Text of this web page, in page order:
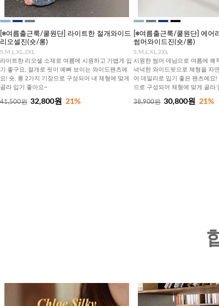
[❄️여름출근룩/쿨원단] 라이트한 절개와이드
리오셀진(숏/롱)
S,M,L,XL,2XL
라이트한 리오셀 소재로 여름에 시원하고 가볍게 입
기 좋구요, 절개로 핏이 예뻐 보이는 와이드팬츠에
요! 숏, 롱 2가지 기장으로 구성되어 내 체형에 맞게
골라 입기 좋아요~
41,500원 32,800원 21%
[❄️여름출근룩/쿨원단] 에어
썸머와이드진(숏/롱)
S,M,L,XL,2XL
시원한 썸머 데님으로 여름에 쾌
넉넉한 와이드핏으로 체형을 자
어 데일리로 입기 좋은 팬츠에요!
으로 구성되어 체형에 맞게 골라
38,900원 30,800원 21%